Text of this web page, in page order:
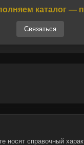
данных.Политика
данных.Политика
каталог —
Связаться
носят справочный